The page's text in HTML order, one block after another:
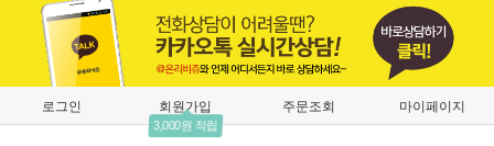
로그인 회원가입
3,000원 적립
주문조회 마이페이지